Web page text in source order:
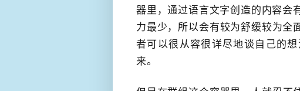
器里，通过语言文字创造的内容会​
力最少，所以会有较为舒缓较为全
者可以很从容很详尽地谈自己的
来。